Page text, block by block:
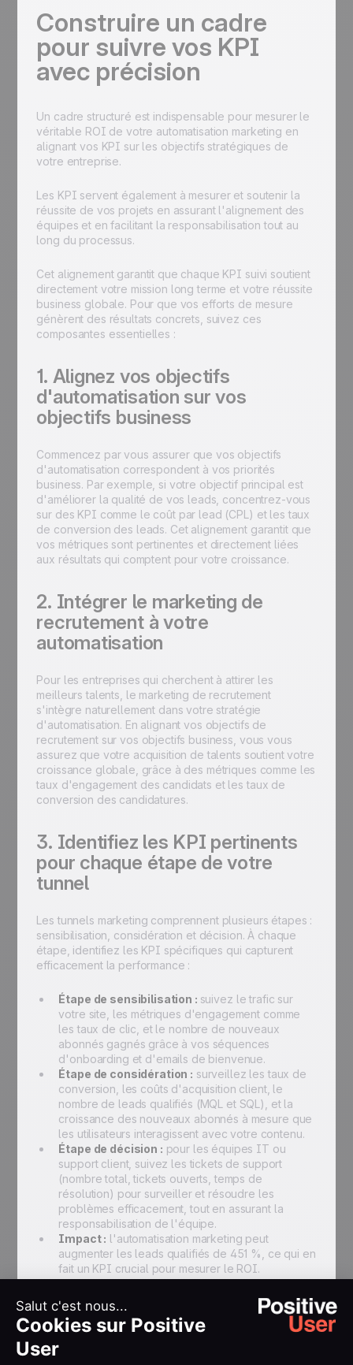
Construire un cadre
pour suivre vos KPI
avec précision
Un cadre structuré est indispensable pour mesurer le
véritable ROI de votre automatisation marketing en
alignant vos KPI sur les objectifs stratégiques de
votre entreprise.
Les KPI servent également à mesurer et soutenir la
réussite de vos projets en assurant l'alignement des
équipes et en facilitant la responsabilisation tout au
long du processus.
Cet alignement garantit que chaque KPI suivi soutient
directement votre mission long terme et votre réussite
business globale. Pour que vos efforts de mesure
génèrent des résultats concrets, suivez ces
composantes essentielles :
1. Alignez vos objectifs
d'automatisation sur vos
objectifs business
Commencez par vous assurer que vos objectifs
d'automatisation correspondent à vos priorités
business. Par exemple, si votre objectif principal est
d'améliorer la qualité de vos leads, concentrez-vous
sur des KPI comme le coût par lead (CPL) et les taux
de conversion des leads. Cet alignement garantit que
vos métriques sont pertinentes et directement liées
aux résultats qui comptent pour votre croissance.
2. Intégrer le marketing de
recrutement à votre
automatisation
Pour les entreprises qui cherchent à attirer les
meilleurs talents, le marketing de recrutement
s'intègre naturellement dans votre stratégie
d'automatisation. En alignant vos objectifs de
recrutement sur vos objectifs business, vous vous
assurez que votre acquisition de talents soutient votre
croissance globale, grâce à des métriques comme les
taux d'engagement des candidats et les taux de
conversion des candidatures.
3. Identifiez les KPI pertinents
pour chaque étape de votre
tunnel
Les tunnels marketing comprennent plusieurs étapes :
sensibilisation, considération et décision. À chaque
étape, identifiez les KPI spécifiques qui capturent
efficacement la performance :
Étape de sensibilisation : suivez le trafic sur
votre site, les métriques d'engagement comme
les taux de clic, et le nombre de nouveaux
abonnés gagnés grâce à vos séquences
d'onboarding et d'emails de bienvenue.
Étape de considération : surveillez les taux de
conversion, les coûts d'acquisition client, le
nombre de leads qualifiés (MQL et SQL), et la
croissance des nouveaux abonnés à mesure que
les utilisateurs interagissent avec votre contenu.
Étape de décision : pour les équipes IT ou
support client, suivez les tickets de support
(nombre total, tickets ouverts, temps de
résolution) pour surveiller et résoudre les
problèmes efficacement, tout en assurant la
responsabilisation de l'équipe.
Impact : l'automatisation marketing peut
augmenter les leads qualifiés de 451 %, ce qui en
fait un KPI crucial pour mesurer le ROI.
4. Utilisez les bons outils et
définissez vos benchmarks